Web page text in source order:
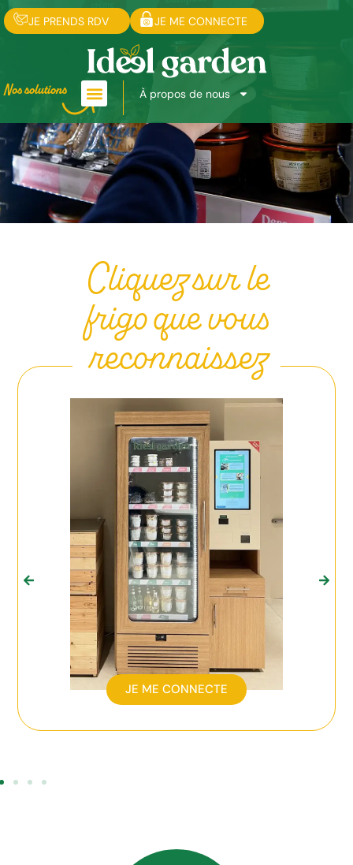
JE PRENDS RDV JE ME CONNECTE
Nos solutions À propos de nous
Cliquez sur le
frigo que vous
reconnaissez
JE ME CONNECTE